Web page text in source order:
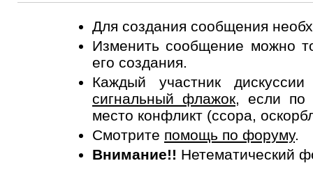
Для создания сообщения
Изменить сообщение можно
его создания.
Каждый участник
сигнальный флажок, если по
место конфликт (ссора,
Смотрите помощь по форуму.
Внимание!! Нетематический